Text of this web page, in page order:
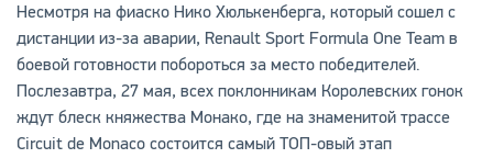
Несмотря на фиаско Нико Хюлькенберга, который сошел с
дистанции из-за аварии, Renault Sport Formula One Team в
боевой готовности побороться за место победителей.
Послезавтра, 27 мая, всех поклонникам Королевских гонок
ждут блеск княжества Монако, где на знаменитой трассе
Circuit de Monaco состоится самый ТОП-овый этап